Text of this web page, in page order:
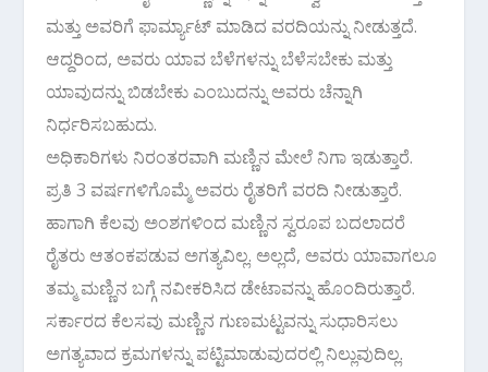
ಮತ್ತು ಅವರಿಗೆ ಫಾರ್ಮ್ಯಾಟ್ ಮಾಡಿದ ವರದಿಯನ್ನು ನೀಡುತ್ತದೆ.
ಆದ್ದರಿಂದ, ಅವರು ಯಾವ ಬೆಳೆಗಳನ್ನು ಬೆಳೆಸಬೇಕು ಮತ್ತು
ಯಾವುದನ್ನು ಬಿಡಬೇಕು ಎಂಬುದನ್ನು ಅವರು ಚೆನ್ನಾಗಿ
ನಿರ್ಧರಿಸಬಹುದು.
ಅಧಿಕಾರಿಗಳು ನಿರಂತರವಾಗಿ ಮಣ್ಣಿನ ಮೇಲೆ ನಿಗಾ ಇಡುತ್ತಾರೆ.
ಪ್ರತಿ 3 ವರ್ಷಗಳಿಗೊಮ್ಮೆ ಅವರು ರೈತರಿಗೆ ವರದಿ ನೀಡುತ್ತಾರೆ.
ಹಾಗಾಗಿ ಕೆಲವು ಅಂಶಗಳಿಂದ ಮಣ್ಣಿನ ಸ್ವರೂಪ ಬದಲಾದರೆ
ರೈತರು ಆತಂಕಪಡುವ ಅಗತ್ಯವಿಲ್ಲ. ಅಲ್ಲದೆ, ಅವರು ಯಾವಾಗಲೂ
ತಮ್ಮ ಮಣ್ಣಿನ ಬಗ್ಗೆ ನವೀಕರಿಸಿದ ಡೇಟಾವನ್ನು ಹೊಂದಿರುತ್ತಾರೆ.
ಸರ್ಕಾರದ ಕೆಲಸವು ಮಣ್ಣಿನ ಗುಣಮಟ್ಟವನ್ನು ಸುಧಾರಿಸಲು
ಅಗತ್ಯವಾದ ಕ್ರಮಗಳನ್ನು ಪಟ್ಟಿಮಾಡುವುದರಲ್ಲಿ ನಿಲ್ಲುವುದಿಲ್ಲ.